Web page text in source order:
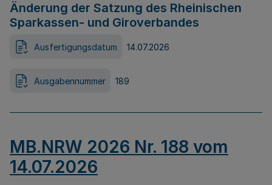
Änderung der Satzung des Rheinischen
Sparkassen- und Giroverbandes
Ausfertigungsdatum 14.07.2026
Ausgabennummer 189
MB.NRW 2026 Nr. 188 vom
14.07.2026